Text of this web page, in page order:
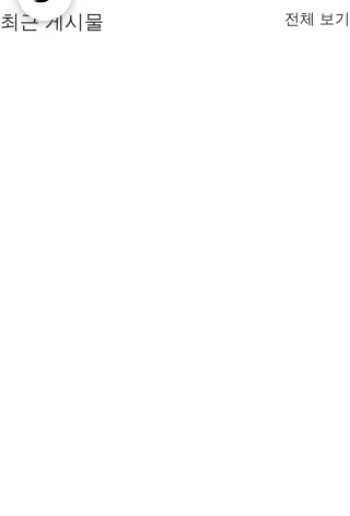
최근 게시물 전체 보기